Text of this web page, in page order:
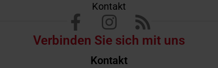
Kontakt
Kontakt
Verbinden Sie sich mit uns